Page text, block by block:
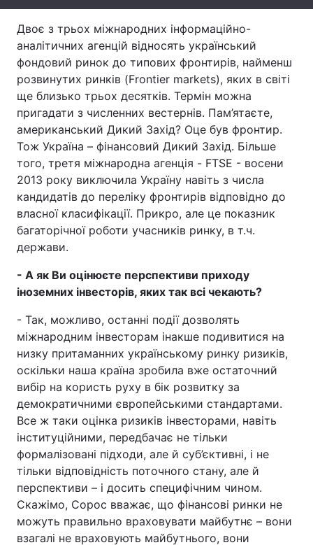
Двоє з трьох міжнародних інформаційно-
аналітичних агенцій відносять український
фондовий ринок до типових фронтирів, найменш
розвинутих ринків (Frontier markets), яких в світі
ще близько трьох десятків. Термін можна
пригадати з численних вестернів. Пам’ятаєте,
американський Дикий Захід? Оце був фронтир.
Тож Україна – фінансовий Дикий Захід. Більше
того, третя міжнародна агенція - FTSE - восени
2013 року виключила Україну навіть з числа
кандидатів до переліку фронтирів відповідно до
власної класифікації. Прикро, але це показник
багаторічної роботи учасників ринку, в т.ч.
держави.
- А як Ви оцінюєте перспективи приходу
іноземних інвесторів, яких так всі чекають?
- Так, можливо, останні події дозволять
міжнародним інвесторам інакше подивитися на
низку притаманних українському ринку ризиків,
оскільки наша країна зробила вже остаточний
вибір на користь руху в бік розвитку за
демократичними європейськими стандартами.
Все ж таки оцінка ризиків інвесторами, навіть
інституційними, передбачає не тільки
формалізовані підходи, але й суб’єктивні, і не
тільки відповідність поточного стану, але й
перспективи – і досить специфічним чином.
Скажімо, Сорос вважає, що фінансові ринки не
можуть правильно враховувати майбутнє – вони
взагалі не враховують майбутнього, вони